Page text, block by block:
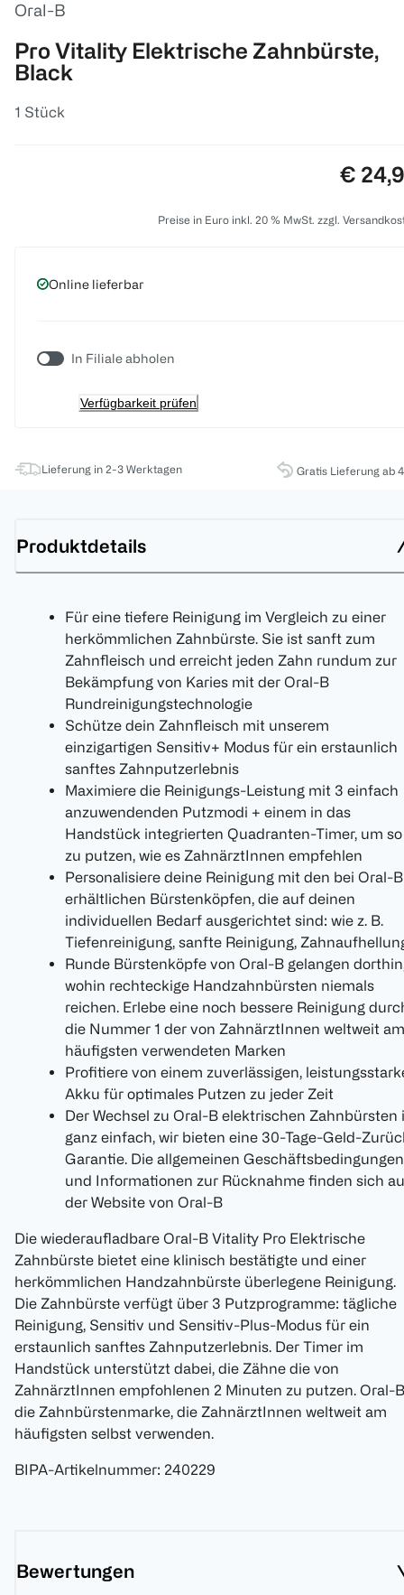
Oral-B
Pro Vitality Elektrische Zahnbürste,
Black
1 Stück
Preis:
€
Preise in Euro inkl. 20 % MwSt. zzgl.
Online lieferbar
In Filiale abholen
Verfügbarkeit prüfen
Lieferung in 2-3 Werktagen Gratis Lieferung ab
Produktdetails
Für eine tiefere Reinigung im Vergleich zu einer
herkömmlichen Zahnbürste. Sie ist sanft zum
Zahnfleisch und erreicht jeden Zahn rundum zur
Bekämpfung von Karies mit der Oral-B
Rundreinigungstechnologie
Schütze dein Zahnfleisch mit unserem
einzigartigen Sensitiv+ Modus für ein erstaunlich
sanftes Zahnputzerlebnis
Maximiere die Reinigungs-Leistung mit 3 einfach
anzuwendenden Putzmodi + einem in das
Handstück integrierten Quadranten-Timer, um so
zu putzen, wie es ZahnärztInnen empfehlen
Personalisiere deine Reinigung mit den bei Oral-B
erhältlichen Bürstenköpfen, die auf deinen
individuellen Bedarf ausgerichtet sind: wie z. B.
Tiefenreinigung, sanfte Reinigung,
Runde Bürstenköpfe von Oral-B gelangen
wohin rechteckige Handzahnbürsten niemals
reichen. Erlebe eine noch bessere Reinigung
die Nummer 1 der von ZahnärztInnen weltweit am
häufigsten verwendeten Marken
Profitiere von einem zuverlässigen,
Akku für optimales Putzen zu jeder Zeit
Der Wechsel zu Oral-B elektrischen Zahnbürsten
ganz einfach, wir bieten eine 30-Tage-Geld-
Garantie. Die allgemeinen Geschäftsbedingungen
und Informationen zur Rücknahme finden sich
der Website von Oral-B
Die wiederaufladbare Oral-B Vitality Pro Elektrische
Zahnbürste bietet eine klinisch bestätigte und einer
herkömmlichen Handzahnbürste überlegene Reinigung.
Die Zahnbürste verfügt über 3 Putzprogramme: tägliche
Reinigung, Sensitiv und Sensitiv-Plus-Modus für ein
erstaunlich sanftes Zahnputzerlebnis. Der Timer im
Handstück unterstützt dabei, die Zähne die von
ZahnärztInnen empfohlenen 2 Minuten zu putzen. Oral-
die Zahnbürstenmarke, die ZahnärztInnen weltweit am
häufigsten selbst verwenden.
BIPA-Artikelnummer: 240229
Bewertungen